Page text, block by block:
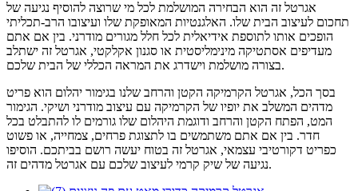
אגרטל זה הוא הבחירה המושלמת לכל מי שרוצה להוסיף נגיעה של
תחכום לעיצוב הבית שלו. האלגנטיות המאופקת שלו ועיצובו הרב-תכליתי
הופכים אותו לתוספת אידיאלית לכל חלל מגורים מודרני. בין אם אתם
מעדיפים אסתטיקה מינימליסטית או סגנון אקלקטי, אגרטל זה ישתלב
בצורה מושלמת וישדרג את המראה הכללי של הבית שלכם.
בסך הכל, אגרטל הקרמיקה הקטן והרחב שלנו בגימור יהלום הוא פריט
מדהים המשלב את יופיו של הקרמיקה עם עיצוב מודרני ושיקי. הגימור
המט, הפתח הקטן והרחב ודוגמת היהלום שלו גורמים לו להתבלט בכל
חדר. בין אם אתם משתמשים בו לתצוגת פרחים, צמחייה, או פשוט
כפריט דקורטיבי עצמאי, אגרטל זה בטוח יעשה רושם בביתכם. הוסיפו
נגיעה של שיק קרמי לעיצוב שלכם עם אגרטל מדהים זה.